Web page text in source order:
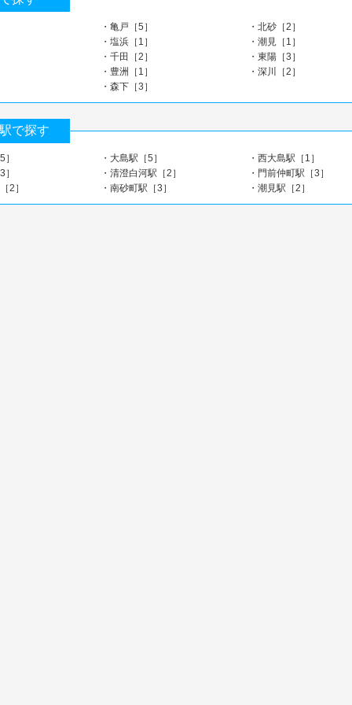
・亀戸［5］
・北砂［2］
・塩浜［1］
・潮見［1］
・千田［2］
・東陽［3］
・豊洲［1］
・深川［2］
・森下［3］
で探す
・大島駅［5］
・西大島駅［1］
・清澄白河駅［2］
・門前仲町駅［3］
2］
・南砂町駅［3］ ・潮見駅［2］